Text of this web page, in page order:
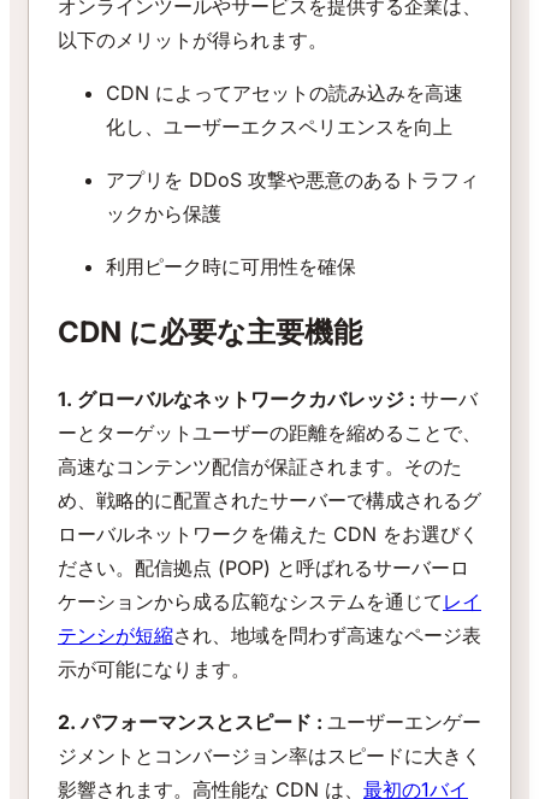
オンラインツールやサービスを提供する企業は、
以下のメリットが得られます。
CDN によってアセットの読み込みを高速
化し、ユーザーエクスペリエンスを向上
アプリを DDoS 攻撃や悪意のあるトラフィ
ックから保護
利用ピーク時に可用性を確保
CDN に必要な主要機能
1. グローバルなネットワークカバレッジ : サーバ
ーとターゲットユーザーの距離を縮めることで、
高速なコンテンツ配信が保証されます。そのた
め、戦略的に配置されたサーバーで構成されるグ
ローバルネットワークを備えた CDN をお選びく
ださい。配信拠点 (POP) と呼ばれるサーバーロ
ケーションから成る広範なシステムを通じて レイ
テンシが短縮され、地域を問わず高速なページ表
示が可能になります。
2. パフォーマンスとスピード : ユーザーエンゲー
ジメントとコンバージョン率はスピードに大きく
影響されます。高性能な CDN は、 最初の1バイ